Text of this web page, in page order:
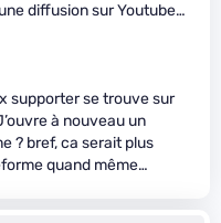
diffusion sur Youtube…
supporter se trouve sur
à nouveau un
? bref, ca serait plus
quand même…